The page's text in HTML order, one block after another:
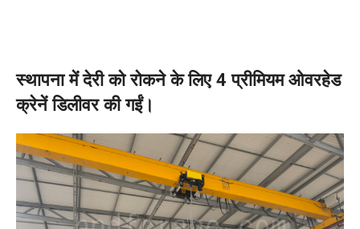
स्थापना में देरी को रोकने के लिए 4 प्रीमियम ओवरहेड
क्रेनें डिलीवर की गईं।